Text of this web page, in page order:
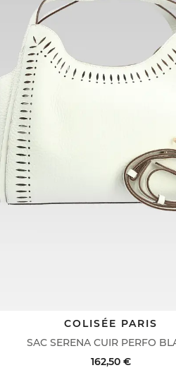
SAC SERENA CUIR PERFO
COLISÉE PARIS
162,50 €